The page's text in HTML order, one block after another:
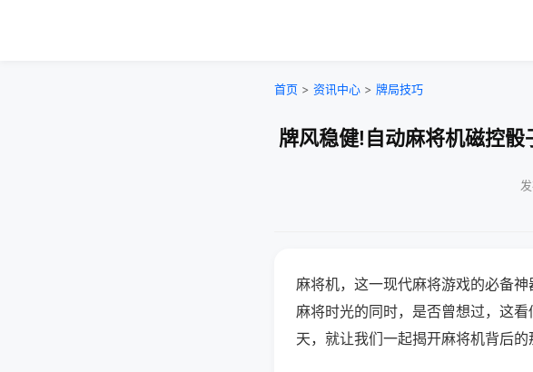
首页 > 资讯中心 > 牌局技巧
牌风稳健!自动麻将机磁控
麻将机，这一现代麻将游戏的必备
麻将时光的同时，是否曾想过，这
天，就让我们一起揭开麻将机背后的